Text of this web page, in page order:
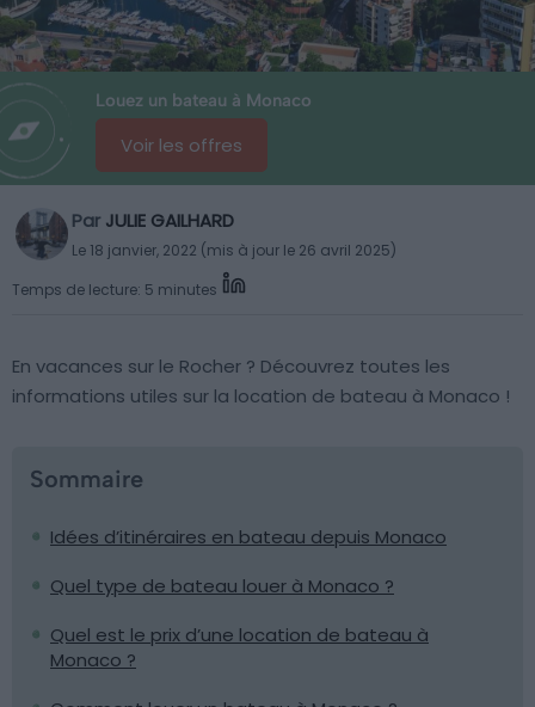
Louez un bateau à Monaco
Voir les offres
Par JULIE GAILHARD
Le 18 janvier, 2022 (mis à jour le 26 avril 2025)
Temps de lecture: 5 minutes
En vacances sur le Rocher ? Découvrez toutes les
informations utiles sur la location de bateau à Monaco !
Sommaire
Idées d’itinéraires en bateau depuis Monaco
Quel type de bateau louer à Monaco ?
Quel est le prix d’une location de bateau à
Monaco ?